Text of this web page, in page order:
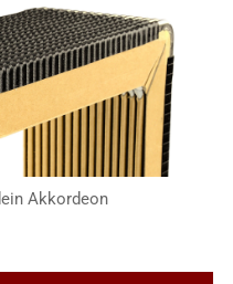
Akkordeon